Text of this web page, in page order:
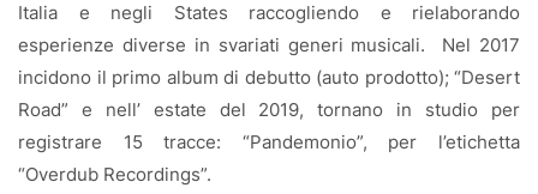
Italia e negli States raccogliendo e rielaborando
esperienze diverse in svariati generi musicali.
Nel 2017
incidono il primo album di debutto (auto prodotto); “Desert
Road” e nell’ estate del 2019, tornano in studio per
registrare 15 tracce: “Pandemonio”, per l’etichetta
“Overdub Recordings”.